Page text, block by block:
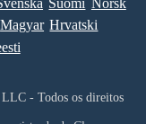
Suomi Norsk
Magyar Hrvatski
- Todos os direitos